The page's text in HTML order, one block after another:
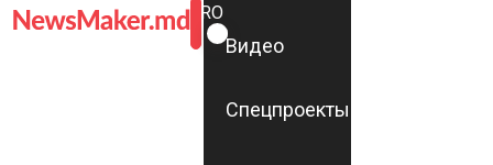
ROMÂNĂ
RU
Видео
Спецпроекты